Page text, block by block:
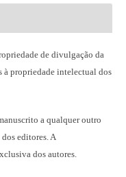
de divulgação da
à propriedade intelectual dos
a qualquer outro
editores. A
dos autores.